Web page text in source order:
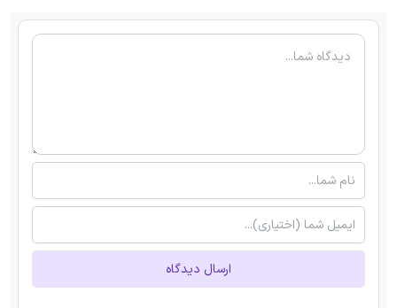
ارسال دیدگاه